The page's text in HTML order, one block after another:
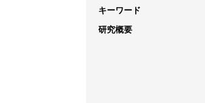
キーワード
研究概要